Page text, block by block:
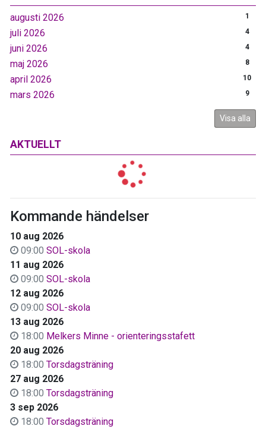
augusti 2026 1
juli 2026 4
juni 2026 4
maj 2026 8
april 2026 10
mars 2026 9
Visa alla
AKTUELLT
Kommande händelser
10 aug 2026
09:00 SOL-skola
11 aug 2026
09:00 SOL-skola
12 aug 2026
09:00 SOL-skola
13 aug 2026
18:00 Melkers Minne - orienteringsstafett
20 aug 2026
18:00 Torsdagsträning
27 aug 2026
18:00 Torsdagsträning
3 sep 2026
18:00 Torsdagsträning